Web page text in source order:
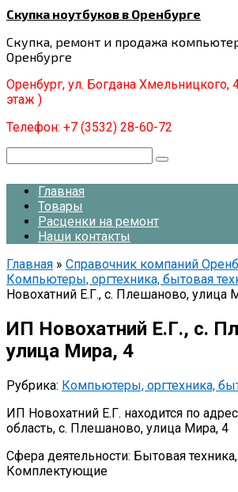
Перейти
контенту
Скупка ноутбуков в Оренбурге
Скупка, ремонт и продажа
Оренбурге
Оренбург, ул. Богдана Хмельницкого,
этаж )
Телефон: +7 (3532) 28-60-72
Главная
Товары
Расценки на ремонт
Наши контакты
Главная » Справочник компаний
Компьютеры, оргтехника, бытовая
Новохатний Е.Г., с. Плешаново, улица
ИП Новохатний Е.Г., с.
улица Мира, 4
Рубрика: Компьютеры, оргтехника,
ИП Новохатний Е.Г. находится по
область, с. Плешаново, улица Мира, 4
Сфера деятельности: Бытовая
Комплектующие